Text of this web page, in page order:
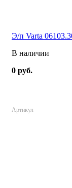
Э/п Varta
В наличии
0 руб.
Артикул